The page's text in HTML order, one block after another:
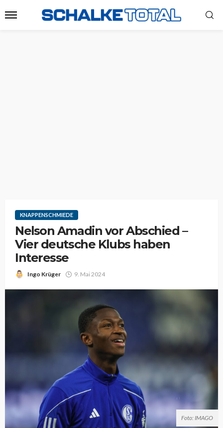
KNAPPENSCHMIEDE
Nelson Amadin vor Abschied –
Vier deutsche Klubs haben
Interesse
Ingo Krüger 9. Mai 2024
Foto: IMAGO